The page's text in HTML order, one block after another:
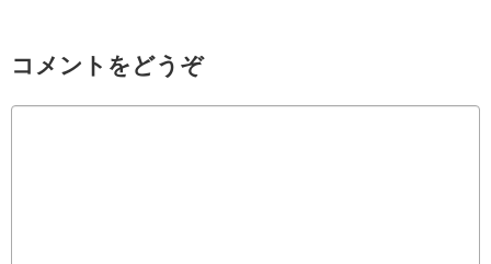
コメントをどうぞ